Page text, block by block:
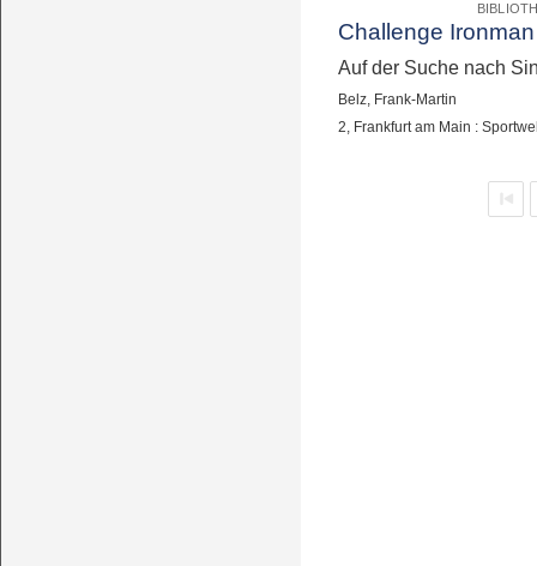
Challenge Ironman
Auf der Suche nach
Belz, Frank-Martin
2, Frankfurt am Main :